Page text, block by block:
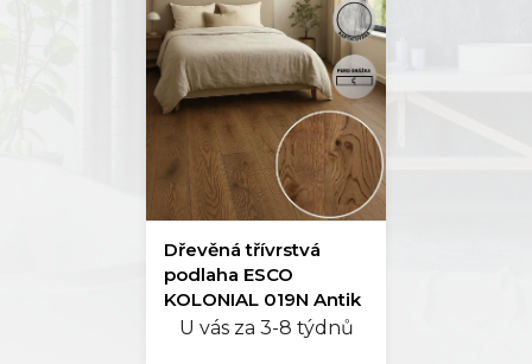
Dřevěná třívrstvá
podlaha ESCO
KOLONIAL 019N Antik
U vás za 3-8 týdnů